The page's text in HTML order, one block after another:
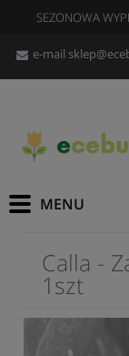
SEZONOWA
e-mail
Calla -
1szt